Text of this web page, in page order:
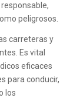
peligrosos.
carreteras y
Es vital
eficaces
para conducir,
los